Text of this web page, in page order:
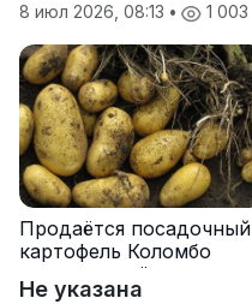
8 июл 2026, 08:13 • 1 003
Продаётся посадочный
картофель Коломбо
оптом от трёх тонн
Не указана